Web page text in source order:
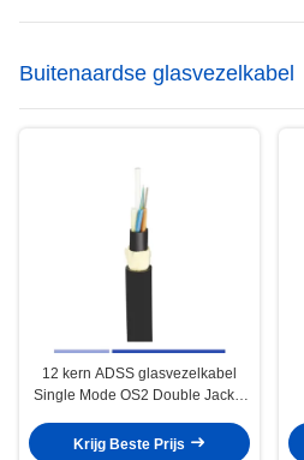
Buitenaardse glasvezelkabel
12 kern ADSS glasvezelkabel
Single Mode OS2 Double Jacket
Krijg Beste Prijs